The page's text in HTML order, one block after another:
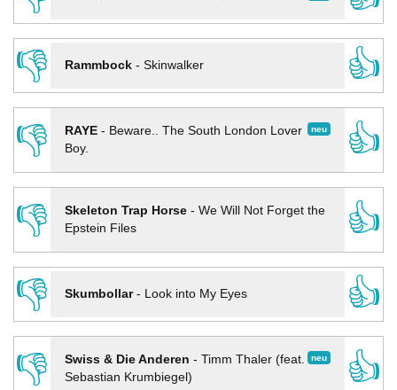
👎
Rammbock- Skinwalker
👍
👎
neu
RAYE- Beware.. The South London Lover
Boy.
👍
👎 Skeleton Trap Horse- We Will Not Forget the
Epstein Files
👍
👎
Skumbollar- Look into My Eyes
👍
👎
neu
Swiss & Die Anderen - Timm Thaler (feat.
Sebastian Krumbiegel)
👍